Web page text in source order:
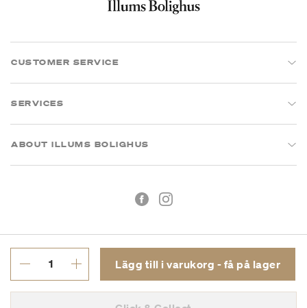
Lägg till i varukorg - få på lager
CUSTOMER SERVICE
SERVICES
ABOUT ILLUMS BOLIGHUS